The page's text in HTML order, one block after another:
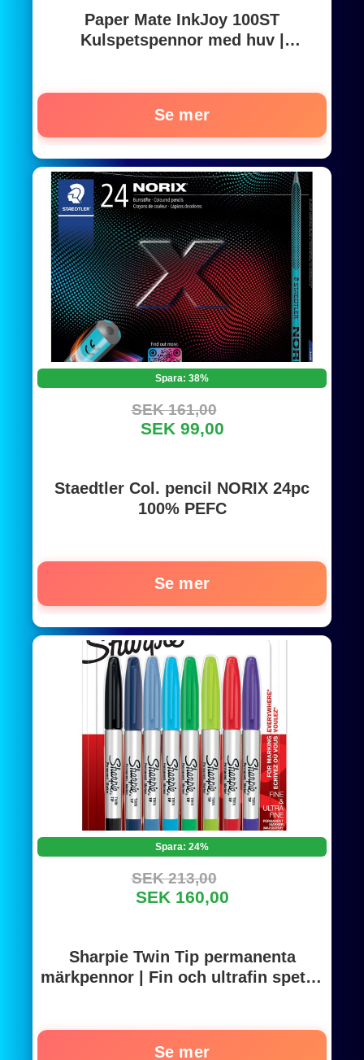
Paper Mate InkJoy 100ST
Kulspetspennor med huv |
Se mer
Spara: 38%
SEK 161,00
SEK 99,00
Staedtler Col. pencil NORIX 24pc
100% PEFC
Se mer
Spara: 24%
SEK 213,00
SEK 160,00
Sharpie Twin Tip permanenta
märkpennor | Fin och ultrafin spets |
Se mer